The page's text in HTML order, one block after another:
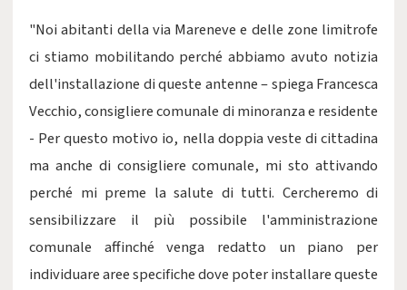
"Noi abitanti della via Mareneve e delle zone limitrofe
ci stiamo mobilitando perché abbiamo avuto notizia
dell'installazione di queste antenne – spiega Francesca
Vecchio, consigliere comunale di minoranza e residente
- Per questo motivo io, nella doppia veste di cittadina
ma anche di consigliere comunale, mi sto attivando
perché mi preme la salute di tutti. Cercheremo di
sensibilizzare il più possibile l'amministrazione
comunale affinché venga redatto un piano per
individuare aree specifiche dove poter installare queste